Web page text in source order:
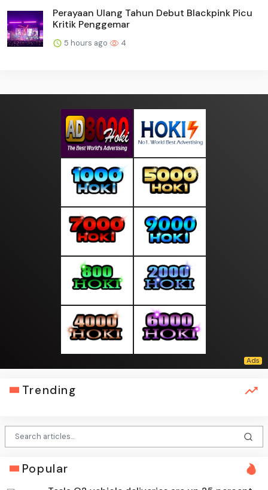
Perayaan Ulang Tahun Debut Blackpink Picu
Kritik Penggemar
5 hours ago 4
Trending
Popular